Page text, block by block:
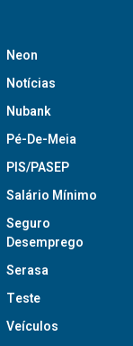
Neon
Notícias
Nubank
Pé-De-Meia
PIS/PASEP
Salário Mínimo
Seguro
Desemprego
Serasa
Teste
Veículos